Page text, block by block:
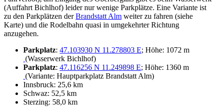
(Auffahrt Bichlhof) leider nur wenige Parkplätze. Eine Variante ist
zu den Parkplätzen derBrandstatt Alm weiter zu fahren (siehe
Karte) und die Rodelbahn quasi in umgekehrter Richtung
anzugehen.
Parkplatz: 47.103930 N 11.278803 E; Höhe: 1072 m
(Wasserwerk Bichlhof)
Parkplatz: 47.116256 N 11.249898 E; Höhe: 1360 m
(Variante: Hauptparkplatz Brandstatt Alm)
Innsbruck: 25,6 km
Schwaz: 52,5 km
Sterzing: 58,0 km